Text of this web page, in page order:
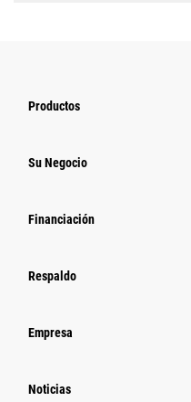
Productos
Su Negocio
Financiación
Respaldo
Empresa
Noticias